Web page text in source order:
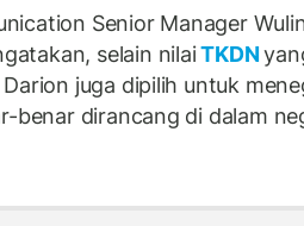
Senior Manager
selain nilaiTKDN
juga dipilih untuk
benar dirancang di dalam